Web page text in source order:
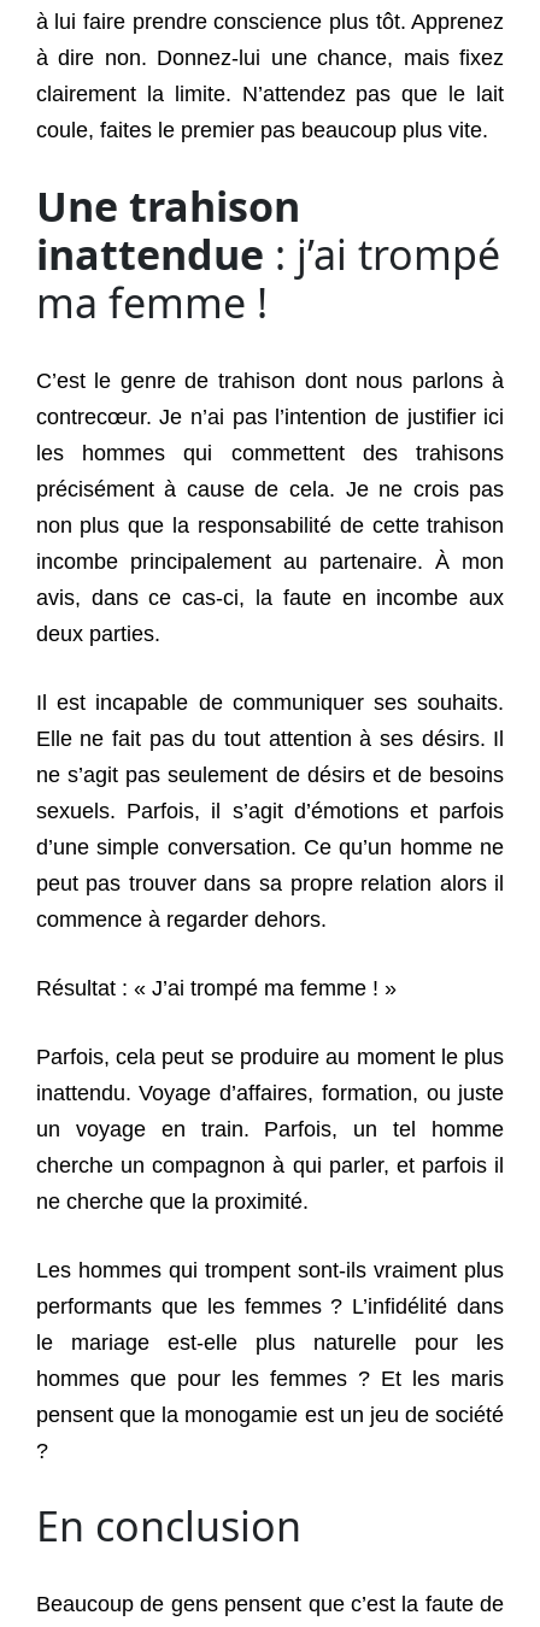
à lui faire prendre conscience plus tôt. Apprenez
à dire non. Donnez-lui une chance, mais fixez
clairement la limite. N’attendez pas que le lait
coule, faites le premier pas beaucoup plus vite.
Une trahison
inattendue : j’ai trompé
ma femme !
C’est le genre de trahison dont nous parlons à
contrecœur. Je n’ai pas l’intention de justifier ici
les hommes qui commettent des trahisons
précisément à cause de cela. Je ne crois pas
non plus que la responsabilité de cette trahison
incombe principalement au partenaire. À mon
avis, dans ce cas-ci, la faute en incombe aux
deux parties.
Il est incapable de communiquer ses souhaits.
Elle ne fait pas du tout attention à ses désirs. Il
ne s’agit pas seulement de désirs et de besoins
sexuels. Parfois, il s’agit d’émotions et parfois
d’une simple conversation. Ce qu’un homme ne
peut pas trouver dans sa propre relation alors il
commence à regarder dehors.
Résultat : « J’ai trompé ma femme ! »
Parfois, cela peut se produire au moment le plus
inattendu. Voyage d’affaires, formation, ou juste
un voyage en train. Parfois, un tel homme
cherche un compagnon à qui parler, et parfois il
ne cherche que la proximité.
Les hommes qui trompent sont-ils vraiment plus
performants que les femmes ? L’infidélité dans
le mariage est-elle plus naturelle pour les
hommes que pour les femmes ? Et les maris
pensent que la monogamie est un jeu de société
?
En conclusion
Beaucoup de gens pensent que c’est la faute de